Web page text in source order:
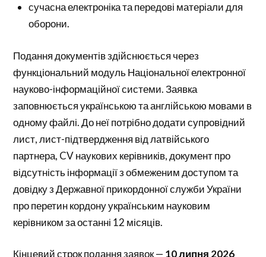
сучасна електроніка та передові матеріали для
оборони.
Подання документів здійснюється через
функціональний модуль Національної електронної
науково-інформаційної системи. Заявка
заповнюється українською та англійською мовами в
одному файлі. До неї потрібно додати супровідний
лист, лист-підтвердження від латвійського
партнера, CV наукових керівників, документ про
відсутність інформації з обмеженим доступом та
довідку з Державної прикордонної служби України
про перетин кордону українським науковим
керівником за останні 12 місяців.
Кінцевий строк подання заявок — 10 липня 2026